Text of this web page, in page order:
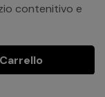
contenitivo e